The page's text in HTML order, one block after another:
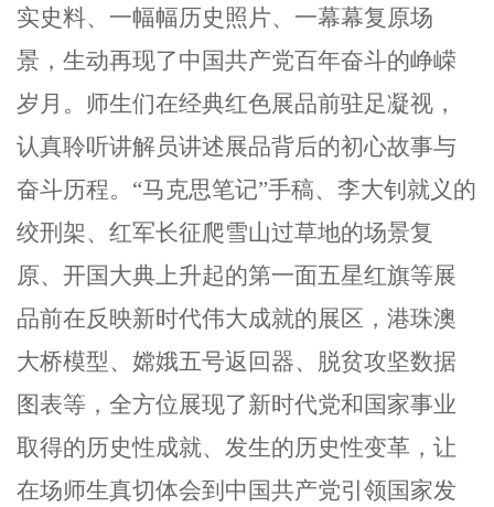
实史料、一幅幅历史照片、一幕幕复原场
景，生动再现了中国共产党百年奋斗的峥嵘
岁月。师生们在经典红色展品前驻足凝视，
认真聆听讲解员讲述展品背后的初心故事与
奋斗历程。“马克思笔记”手稿、李大钊就义的
绞刑架、红军长征爬雪山过草地的场景复
原、开国大典上升起的第一面五星红旗等展
品前在反映新时代伟大成就的展区，港珠澳
大桥模型、嫦娥五号返回器、脱贫攻坚数据
图表等，全方位展现了新时代党和国家事业
取得的历史性成就、发生的历史性变革，让
在场师生真切体会到中国共产党引领国家发